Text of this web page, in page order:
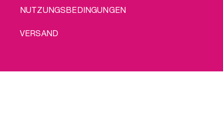
NUTZUNGSBEDINGUNGEN
VERSAND